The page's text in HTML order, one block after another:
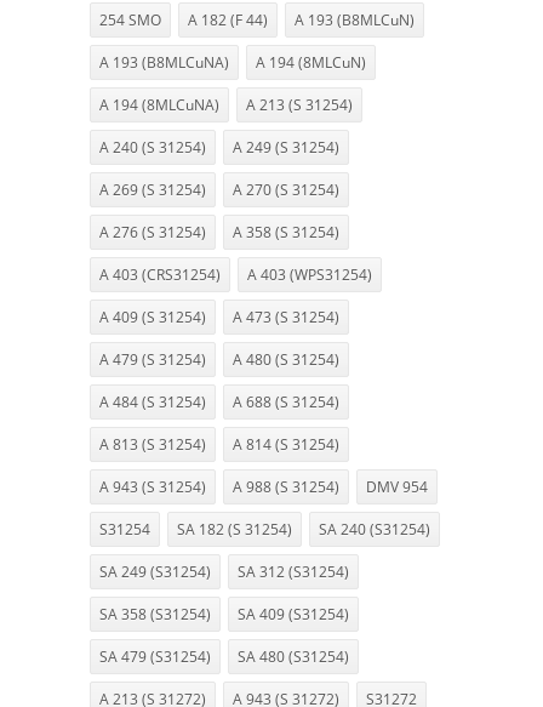
254 SMO A 182 (F 44) A 193 (B8MLCuN)
A 193 (B8MLCuNA) A 194 (8MLCuN)
A 194 (8MLCuNA) A 213 (S 31254)
A 240 (S 31254) A 249 (S 31254)
A 269 (S 31254) A 270 (S 31254)
A 276 (S 31254) A 358 (S 31254)
A 403 (CRS31254) A 403 (WPS31254)
A 409 (S 31254) A 473 (S 31254)
A 479 (S 31254) A 480 (S 31254)
A 484 (S 31254) A 688 (S 31254)
A 813 (S 31254) A 814 (S 31254)
A 943 (S 31254) A 988 (S 31254) DMV 954
S31254 SA 182 (S 31254) SA 240 (S31254)
SA 249 (S31254) SA 312 (S31254)
SA 358 (S31254) SA 409 (S31254)
SA 479 (S31254) SA 480 (S31254)
A 213 (S 31272) A 943 (S 31272) S31272